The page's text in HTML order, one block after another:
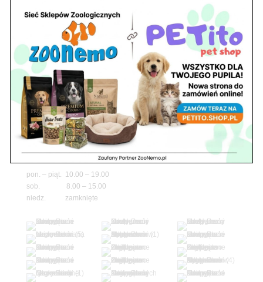
tel./fax. 22 784 71 96
Godziny pracy
pon. – piąt. 10.00 – 19.00
sob. 10.00 – 15.00
niedz. zamknięte
Adres
05-100 Nowy Dwór Mazowiecki
ul. Leśna 2
tel. 503 900 215
Godziny pracy
pon. – piąt. 10.00 – 19.00
sob. 8.00 – 15.00
niedz. zamknięte